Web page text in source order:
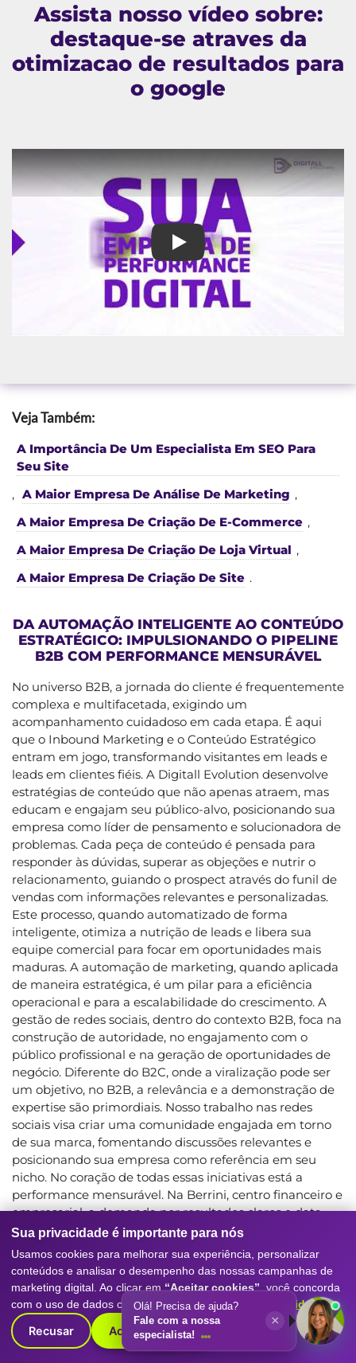
Assista nosso vídeo sobre:
destaque-se atraves da
otimizacao de resultados para
o google
destaque-se atraves da
Veja Também:
A Importância De Um Especialista Em SEO Para
Seu Site
, A Maior Empresa De Análise De Marketing ,
A Maior Empresa De Criação De E-Commerce ,
A Maior Empresa De Criação De Loja Virtual ,
A Maior Empresa De Criação De Site .
DA AUTOMAÇÃO INTELIGENTE AO CONTEÚDO
ESTRATÉGICO: IMPULSIONANDO O PIPELINE
B2B COM PERFORMANCE MENSURÁVEL
No universo B2B, a jornada do cliente é frequentemente
complexa e multifacetada, exigindo um
acompanhamento cuidadoso em cada etapa. É aqui
que o Inbound Marketing e o Conteúdo Estratégico
entram em jogo, transformando visitantes em leads e
leads em clientes fiéis. A Digitall Evolution desenvolve
estratégias de conteúdo que não apenas atraem, mas
educam e engajam seu público-alvo, posicionando sua
empresa como líder de pensamento e solucionadora de
problemas. Cada peça de conteúdo é pensada para
responder às dúvidas, superar as objeções e nutrir o
relacionamento, guiando o prospect através do funil de
vendas com informações relevantes e personalizadas.
Este processo, quando automatizado de forma
inteligente, otimiza a nutrição de leads e libera sua
equipe comercial para focar em oportunidades mais
maduras. A automação de marketing, quando aplicada
de maneira estratégica, é um pilar para a eficiência
operacional e para a escalabilidade do crescimento. A
gestão de redes sociais, dentro do contexto B2B, foca na
construção de autoridade, no engajamento com o
público profissional e na geração de oportunidades de
negócio. Diferente do B2C, onde a viralização pode ser
um objetivo, no B2B, a relevância e a demonstração de
expertise são primordiais. Nosso trabalho nas redes
sociais visa criar uma comunidade engajada em torno
de sua marca, fomentando discussões relevantes e
posicionando sua empresa como referência em seu
nicho. No coração de todas essas iniciativas está a
performance mensurável. Na Berrini, centro financeiro e
empresarial, a demanda por resultados claros e data-
driven é constante. A Digitall Evolution se orgulha de
sua capacidade de rastrear, analisar e otimizar cada
métrica, garantindo que o investimento em marketing
digital se traduza em crescimento real e previsível. A
integração entre automação, conteúdo e gestão de
canais é o que permite a construção de um pipeline
B2B robusto e sustentável.
Sua privacidade é importante para nós
Usamos cookies para melhorar sua experiência, personalizar
conteúdos e analisar o desempenho das nossas campanhas de
marketing digital. Ao clicar em “Aceitar cookies” , você concorda
com o uso de dados conforme nossaPolítica de Privacidade.
Recusar Aceitar cookies
Olá! Precisa de ajuda?
Fale com a nossa
especialista!
×